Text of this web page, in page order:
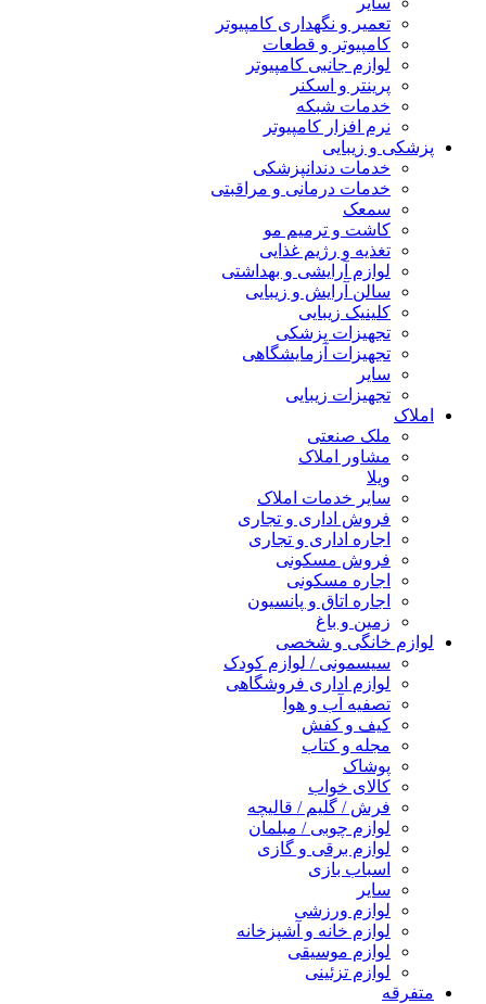
تعمیر و نگهداری کامپیوتر
کامپیوتر و قطعات
لوازم جانبی کامپیوتر
پرینتر و اسکنر
خدمات شبکه
نرم افزار کامپیوتر
پزشکی و زیبایی
خدمات دندانپزشکی
خدمات درمانی و مراقبتی
سمعک
کاشت و ترمیم مو
تغذیه و رژیم غذایی
لوازم آرایشی و بهداشتی
سالن آرایش و زیبایی
کلینیک زیبایی
تجهیزات پزشکی
تجهیزات آزمایشگاهی
سایر
تجهیزات زیبایی
املاک
ملک صنعتی
مشاور املاک
ویلا
سایر خدمات املاک
فروش اداری و تجاری
اجاره اداری و تجاری
فروش مسکونی
اجاره مسکونی
اجاره اتاق و پانسیون
زمین و باغ
لوازم خانگی و شخصی
سیسمونی / لوازم کودک
لوازم اداری فروشگاهی
تصفیه آب و هوا
کیف و کفش
مجله و کتاب
پوشاک
کالای خواب
فرش / گلیم / قالیچه
لوازم چوبی / مبلمان
لوازم برقی و گازی
اسباب بازی
سایر
لوازم ورزشی
لوازم خانه و آشپزخانه
لوازم موسیقی
لوازم تزئینی
متفرقه